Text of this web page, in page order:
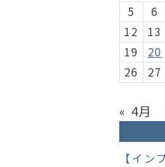
5
6
12
13
19
20
26
27
« 4月